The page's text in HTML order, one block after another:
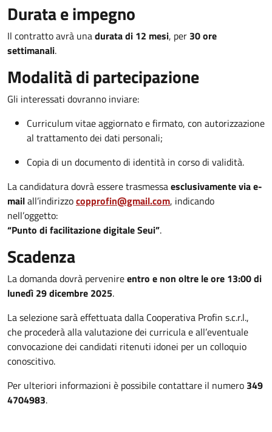
Durata e impegno
Il contratto avrà unadurata di 12 mesi, per 30 ore
settimanali.
Modalità di partecipazione
Gli interessati dovranno inviare:
Curriculum vitae aggiornato e firmato, con autorizzazione
al trattamento dei dati personali;
Copia di un documento di identità in corso di validità.
La candidatura dovrà essere trasmessaesclusivamente via e-
mailall’indirizzocopprofin@gmail.com, indicando
nell’oggetto:
“Punto di facilitazione digitale Seui”.
Scadenza
La domanda dovrà pervenireentro e non oltre le ore 13:00 di
lunedì 29 dicembre 2025.
La selezione sarà effettuata dalla Cooperativa Profin s.c.r.l.,
che procederà alla valutazione dei curricula e all’eventuale
convocazione dei candidati ritenuti idonei per un colloquio
conoscitivo.
Per ulteriori informazioni è possibile contattare il numero 349
4704983.